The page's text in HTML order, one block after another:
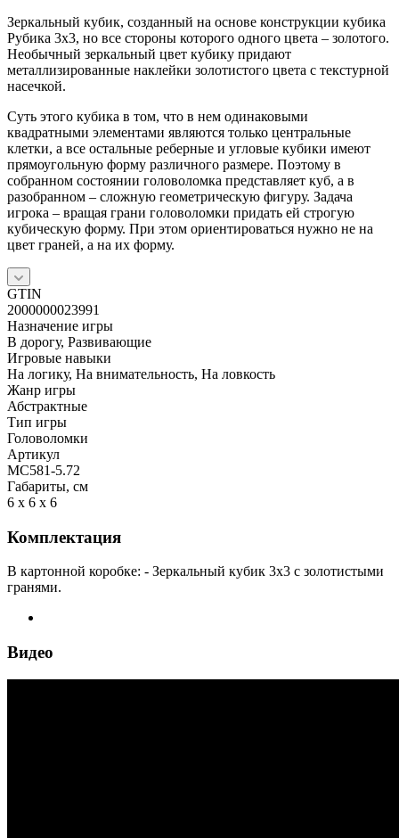
Зеркальный кубик, созданный на основе конструкции кубика
Рубика 3х3, но все стороны которого одного цвета – золотого.
Необычный зеркальный цвет кубику придают
металлизированные наклейки золотистого цвета с текстурной
насечкой.
Суть этого кубика в том, что в нем одинаковыми
квадратными элементами являются только центральные
клетки, а все остальные реберные и угловые кубики имеют
прямоугольную форму различного размере. Поэтому в
собранном состоянии головоломка представляет куб, а в
разобранном – сложную геометрическую фигуру. Задача
игрока – вращая грани головоломки придать ей строгую
кубическую форму. При этом ориентироваться нужно не на
цвет граней, а на их форму.
GTIN
2000000023991
Назначение игры
В дорогу, Развивающие
Игровые навыки
На логику, На внимательность, На ловкость
Жанр игры
Абстрактные
Тип игры
Головоломки
Артикул
MC581-5.72
Габариты, см
6 x 6 x 6
Комплектация
В картонной коробке: - Зеркальный кубик 3x3 с золотистыми
гранями.
Видео